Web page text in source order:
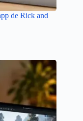
de Rick and